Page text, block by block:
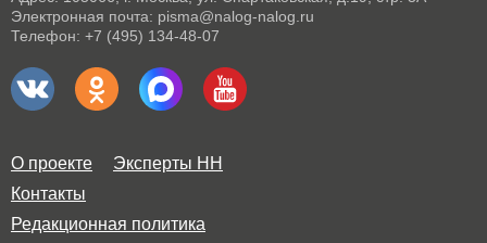
Электронная почта: pisma@nalog-nalog.ru
Телефон: +7 (495) 134-48-07
О проекте
Эксперты НН
Контакты
Редакционная политика